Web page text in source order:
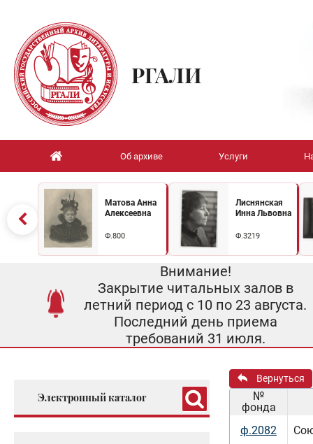
РГАЛИ
Об архиве Услуги
Матова Анна
Алексеевна
Ф.800
Лиснянская
Инна Львовна
Ф.3219
Внимание!
Закрытие читальных залов в
летний период с 10 по 23 августа.
Последний день приема
требований 31 июля.
Электронный каталог
Вернуться
№
фонда
ф.2082